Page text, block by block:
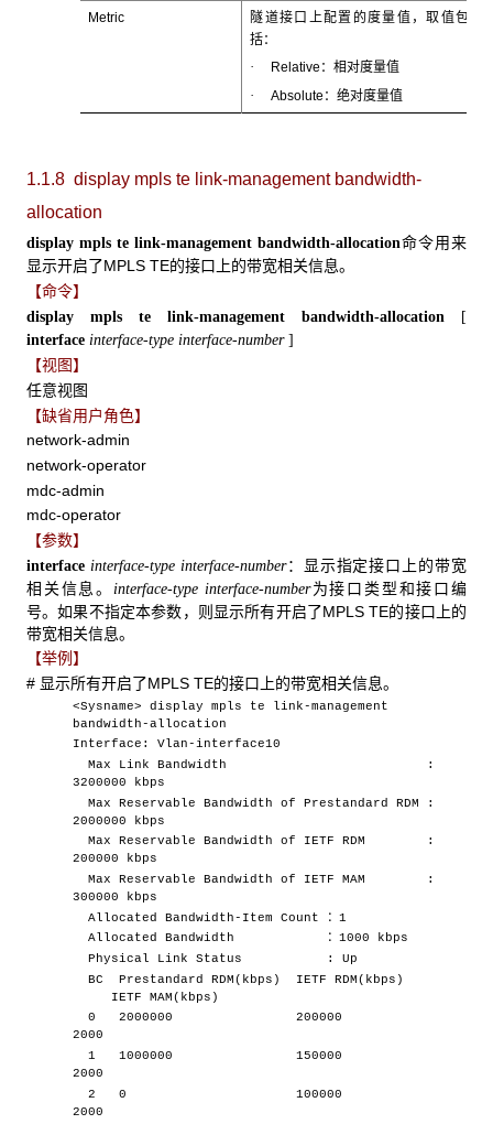
Metric
隧道接口上配置的度量值，取值包
括：
· Relative：相对度量值
· Absolute：绝对度量值
1.1.8 display mpls te link-management bandwidth-
allocation
display mpls te link-management bandwidth-allocation命令用来
显示开启了MPLS TE的接口上的带宽相关信息。
【命令】
display mpls te link-management bandwidth-allocation
[
interface interface-type interface-number ]
【视图】
任意视图
【缺省用户角色】
network-admin
network-operator
mdc-admin
mdc-operator
【参数】
interface interface-type interface-number：显示指定接口上的带宽
相关信息。 interface-type interface-number为接口类型和接口编
号。如果不指定本参数，则显示所有开启了MPLS TE的接口上的
带宽相关信息。
【举例】
# 显示所有开启了MPLS TE的接口上的带宽相关信息。
<Sysname> display mpls te link-management
bandwidth-allocation
Interface: Vlan-interface10
Max Link Bandwidth :
3200000 kbps
Max Reservable Bandwidth of Prestandard RDM :
2000000 kbps
Max Reservable Bandwidth of IETF RDM :
200000 kbps
Max Reservable Bandwidth of IETF MAM :
300000 kbps
Allocated Bandwidth-Item Count ：1
Allocated Bandwidth ：1000 kbps
Physical Link Status : Up
BC Prestandard RDM(kbps) IETF RDM(kbps)
IETF MAM(kbps)
0 2000000 200000
2000
1 1000000 150000
2000
2 0 100000
2000